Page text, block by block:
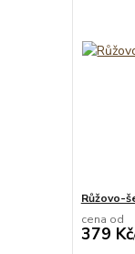
Růžovo-
cena od
379 Kč/